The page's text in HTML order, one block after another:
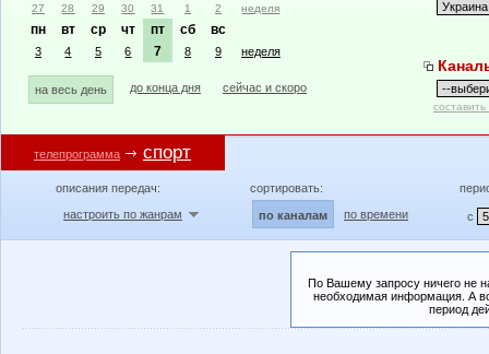
27 28 29 30 31 1 2 неделя
пн вт ср чт пт сб вс
3 4 5 6 7 8 9 неделя
на весь день до конца дня сейчас и скоро
телепрограмма спорт
описания передач:
настроить по жанрам
сортировать:
по каналам по времени с
По Вашему запросу ничего не
необходимая информация. А
период